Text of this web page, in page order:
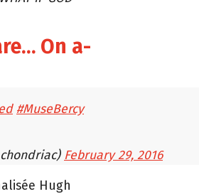
On a-
#MuseBercy
February 29, 2016
Hugh